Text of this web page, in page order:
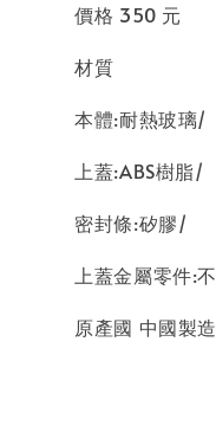
價格 350 元
材質
本體:耐熱玻璃/
上蓋:ABS樹脂/
密封條:矽膠/
上蓋金屬零件:
原產國 中國製造